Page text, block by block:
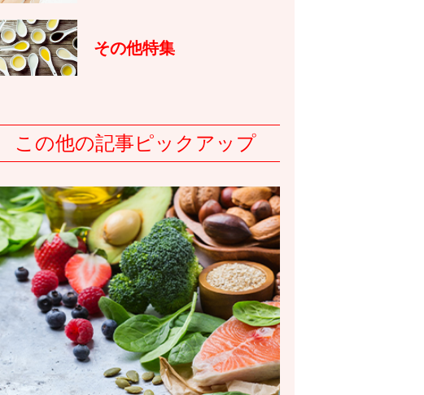
その他特集
この他の記事ピックアップ